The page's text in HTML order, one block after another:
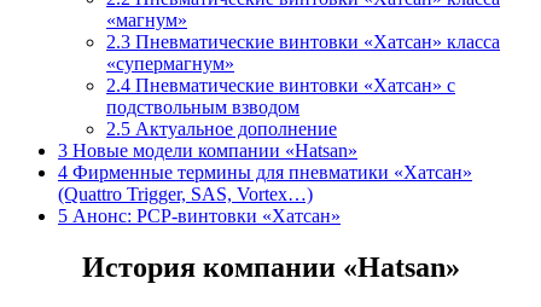
«магнум»
2.3 Пневматические винтовки «Хатсан» класса
«супермагнум»
2.4 Пневматические винтовки «Хатсан» с
подствольным взводом
2.5 Актуальное дополнение
3 Новые модели компании «Hatsan»
4 Фирменные термины для пневматики «Хатсан»
(Quattro Trigger, SAS, Vortex…)
5 Анонс: PCP-винтовки «Хатсан»
История компании «Hatsan»